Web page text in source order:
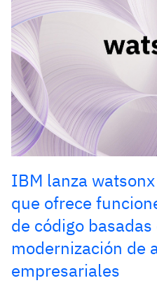
IBM lanza
que ofrece
de código
modernización de
empresariales